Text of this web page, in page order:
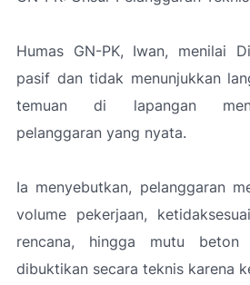
Humas GN-PK, Iwan, menilai
pasif dan tidak menunjukkan
temuan di lapangan
pelanggaran yang nyata.
Ia menyebutkan, pelanggaran
volume pekerjaan,
rencana, hingga mutu
dibuktikan secara teknis karena